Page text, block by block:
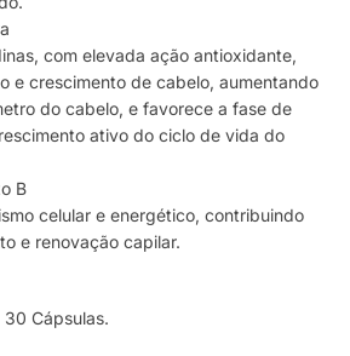
com elevada ação antioxidante,
e crescimento de cabelo, aumentando
do cabelo, e favorece a fase de
ativo do ciclo de vida do
B
celular e energético, contribuindo
e renovação capilar.
Cápsulas.